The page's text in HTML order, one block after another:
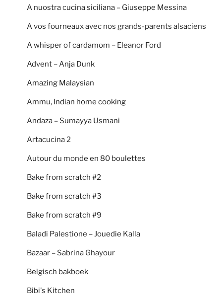
A nuostra cucina siciliana – Giuseppe Messina
A vos fourneaux avec nos grands-parents alsaciens
A whisper of cardamom – Eleanor Ford
Advent – Anja Dunk
Amazing Malaysian
Ammu, Indian home cooking
Andaza – Sumayya Usmani
Artacucina 2
Autour du monde en 80 boulettes
Bake from scratch #2
Bake from scratch #3
Bake from scratch #9
Baladi Palestione – Jouedie Kalla
Bazaar – Sabrina Ghayour
Belgisch bakboek
Bibi's Kitchen